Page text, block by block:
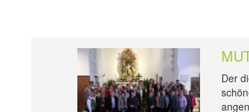
Der